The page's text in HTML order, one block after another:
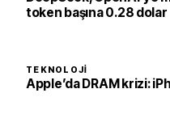
token başına 0.28 dolar
TEKNOLOJI
Apple’da DRAM krizi: